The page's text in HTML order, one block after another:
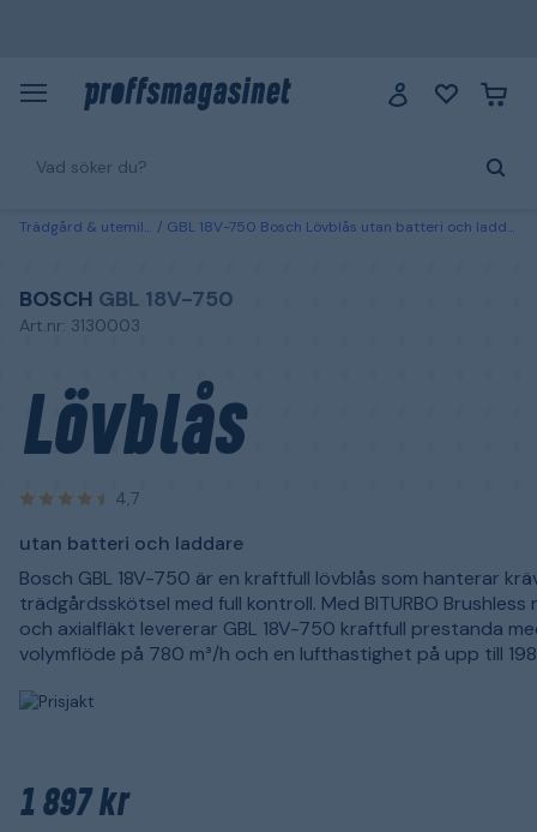
Trädgård & utemiljö GBL 18V-750 Bosch Lövblås utan batteri och laddare
BOSCH GBL 18V-750
Art.nr: 3130003
Lövblås
4,7
utan batteri och laddare
Bosch GBL 18V-750 är en kraftfull lövblås som hanterar
trädgårdsskötsel med full kontroll. Med BITURBO Brushless
och axialfläkt levererar GBL 18V-750 kraftfull prestanda
volymflöde på 780 m³/h och en lufthastighet på upp till
1 897 kr